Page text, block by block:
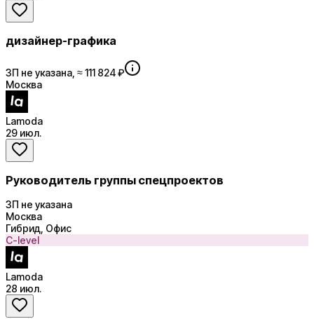
дизайнер-графика
ЗП не указана, ≈ 111 824 ₽
Москва
Lamoda
29 июл.
Руководитель группы спецпроектов
ЗП не указана
Москва
Гибрид, Офис
C-level
Lamoda
28 июл.